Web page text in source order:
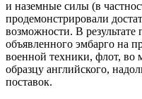
и наземные силы (в
продемонстрировали
возможности. В
объявленного эмбарго на
военной техники, флот,
образцу английского,
поставок.